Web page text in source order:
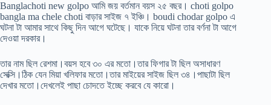
Banglachoti new golpo আমি জয় বর্তমান বয়স ২৫ বছর। choti golpo
bangla ma chele choti বাড়ার সাইজ ৭ ইঞ্চি। boudi chodar golpo এ
ঘটনা টা আমার সাথে কিছু দিন আগে ঘটেছে। যাকে নিয়ে ঘটনা তার বর্ণনা টা আগে
দেওয়া দরকার।
তার নাম ছিল রেশমা।বয়স হবে ৩০ এর মতো।তার ফিগার টা ছিল অসাধারণ
সেক্সি।ঠিক যেন মিয়া খলিফার মতো।তার মাইয়ের সাইজ ছিল ৩৪।পাছাটা ছিল
দেখার মতো।দেখলেই পাছা চোদতে ইচ্ছে করবে যে কারো।